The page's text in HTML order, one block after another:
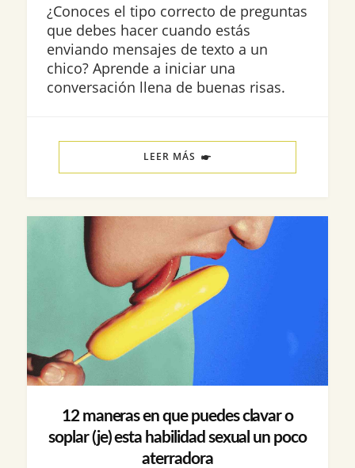
¿Conoces el tipo correcto de preguntas
que debes hacer cuando estás
enviando mensajes de texto a un
chico? Aprende a iniciar una
conversación llena de buenas risas.
LEER MÁS
12 maneras en que puedes clavar o
soplar (je) esta habilidad sexual un poco
aterradora